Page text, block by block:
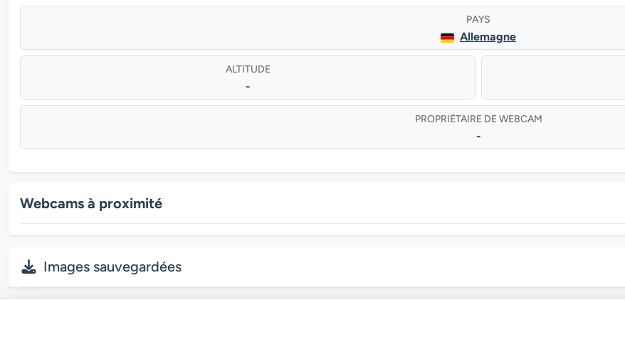
PAYS
Allemagne
ALTITUDE
-
PROPRIÉTAIRE DE WEBCAM
-
Webcams à proximité
Images sauvegardées